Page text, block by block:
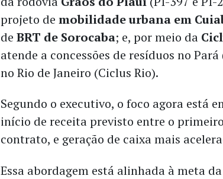
projeto demobilidade urbana em
deBRT de Sorocaba; e, por meio da
atende a concessões de resíduos no
no Rio de Janeiro (Ciclus Rio).
Segundo o executivo, o foco agora está
início de receita previsto entre o
contrato, e geração de caixa mais
Essa abordagem está alinhada à meta